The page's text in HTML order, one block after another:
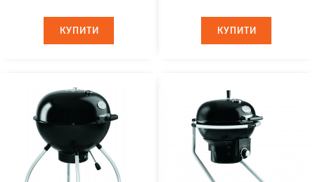
КУПИТИ
КУПИТИ КУПИТИ
КУПИТИ